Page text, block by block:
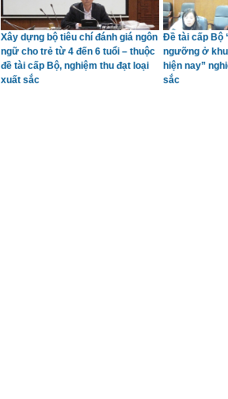
Xây dựng bộ tiêu chí đánh giá ngôn
ngữ cho trẻ từ 4 đến 6 tuổi – thuộc
đề tài cấp Bộ, nghiệm thu đạt loại
xuất sắc
Đề tài cấp Bộ
ngưỡng ở
hiện nay”
sắc